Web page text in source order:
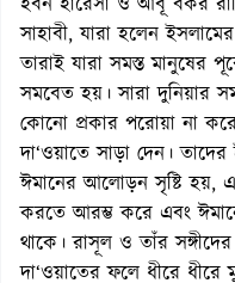
সাহাবী, যারা হলেন
তারাই যারা সমস্ত মানুষের
সমবেত হয়। সারা দুনিয়ার
কোনো প্রকার পরোয়া না
দা‘ওয়াতে সাড়া দেন।
ঈমানের আলোড়ন সৃষ্টি হয়,
করতে আরম্ভ করে এবং
থাকে। রাসূল ও তাঁর সঙ্গীদের
দা‘ওয়াতের ফলে ধীরে ধীরে